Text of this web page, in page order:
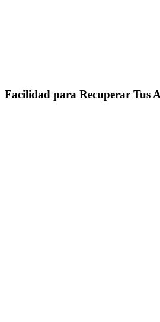
Facilidad para Recuperar Tus